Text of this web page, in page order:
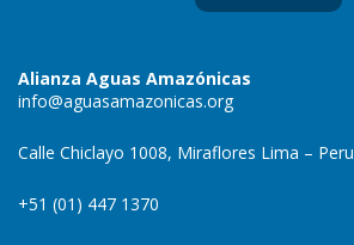
Alianza Aguas Amazónicas
info@aguasamazonicas.org
Calle Chiclayo 1008, Miraflores Lima – Peru
+51 (01) 447 1370